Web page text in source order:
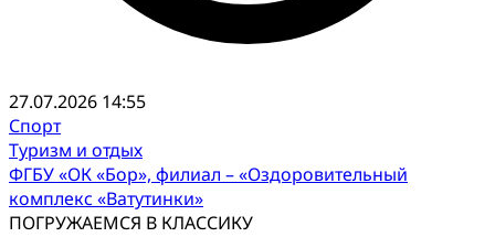
27.07.2026 14:55
Спорт
Туризм и отдых
ФГБУ «ОК «Бор», филиал – «Оздоровительный
комплекс «Ватутинки»
ПОГРУЖАЕМСЯ В КЛАССИКУ